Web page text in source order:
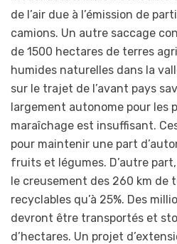
de l’air due à l’émission de
camions. Un autre saccage
de 1500 hectares de terres
humides naturelles dans la
sur le trajet de l’avant pays
largement autonome pour les
maraîchage est insuffisant.
pour maintenir une part
fruits et légumes. D’autre
le creusement des 260 km de
recyclables qu’à 25%. Des
devront être transportés et
d’hectares. Un projet